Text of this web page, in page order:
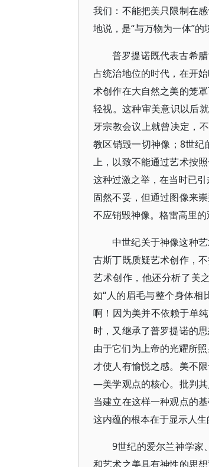
我们：不能把美只限制在
地说，是“与万物为一体”的
普罗提诺既代表古希
占统治地位的时代，在开
术创作在大自然之美的笼
轻视。这种审美意识以后
牙宗教会议上就曾决定，
教区销毁一切神像；8世
上，以致不能通过艺术按
这种过激之举，在当时已
固然不妥，但通过图像来
不应销毁神像。格雷高里
中世纪关于神像这种
古斯丁既质疑艺术创作，
艺术创作，他还分析了美
如“人的眉毛与整个身体
啊！因为美并不依赖于单
时，又继承了普罗提诺的
由于它们为上帝的光耀所
才使人有愉悦之感。美不
—美学观点的核心。批判
当建立在这样一种观点的
这内蕴的根本在于显示人生
9世纪的爱尔兰神学家
和艺术之美具有神性的思